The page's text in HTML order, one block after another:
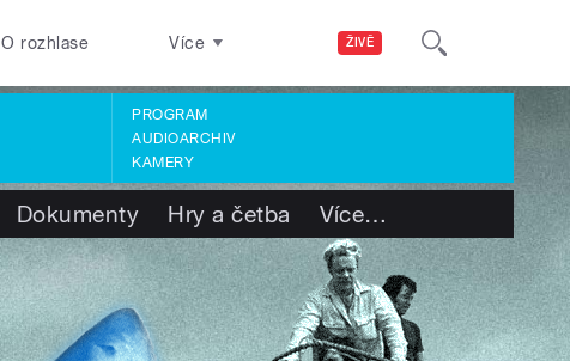
ŽIVĚ
O rozhlase Více
PROGRAM
AUDIOARCHIV
KAMERY
Dokumenty Hry a četba Více…